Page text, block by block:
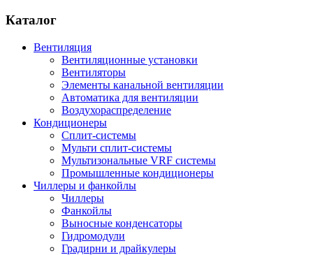
Каталог
Вентиляция
Вентиляционные установки
Вентиляторы
Элементы канальной вентиляции
Автоматика для вентиляции
Воздухораспределение
Кондиционеры
Сплит-системы
Мульти сплит-системы
Мультизональные VRF системы
Промышленные кондиционеры
Чиллеры и фанкойлы
Чиллеры
Фанкойлы
Выносные конденсаторы
Гидромодули
Градирни и драйкулеры